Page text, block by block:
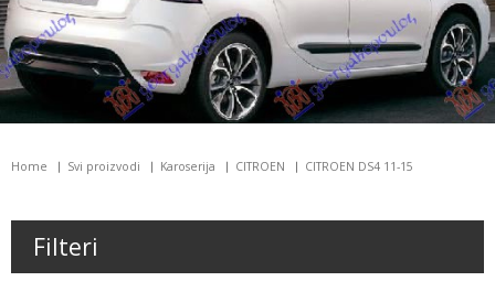
Home Svi proizvodi Karoserija CITROEN CITROEN DS4 11-15
Filteri